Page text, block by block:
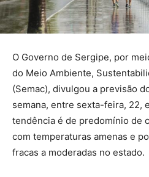
O Governo de Sergipe, por
do Meio Ambiente,
(Semac), divulgou a previsão
semana, entre sexta-feira, 22,
tendência é de predomínio de
com temperaturas amenas e
fracas a moderadas no estado.